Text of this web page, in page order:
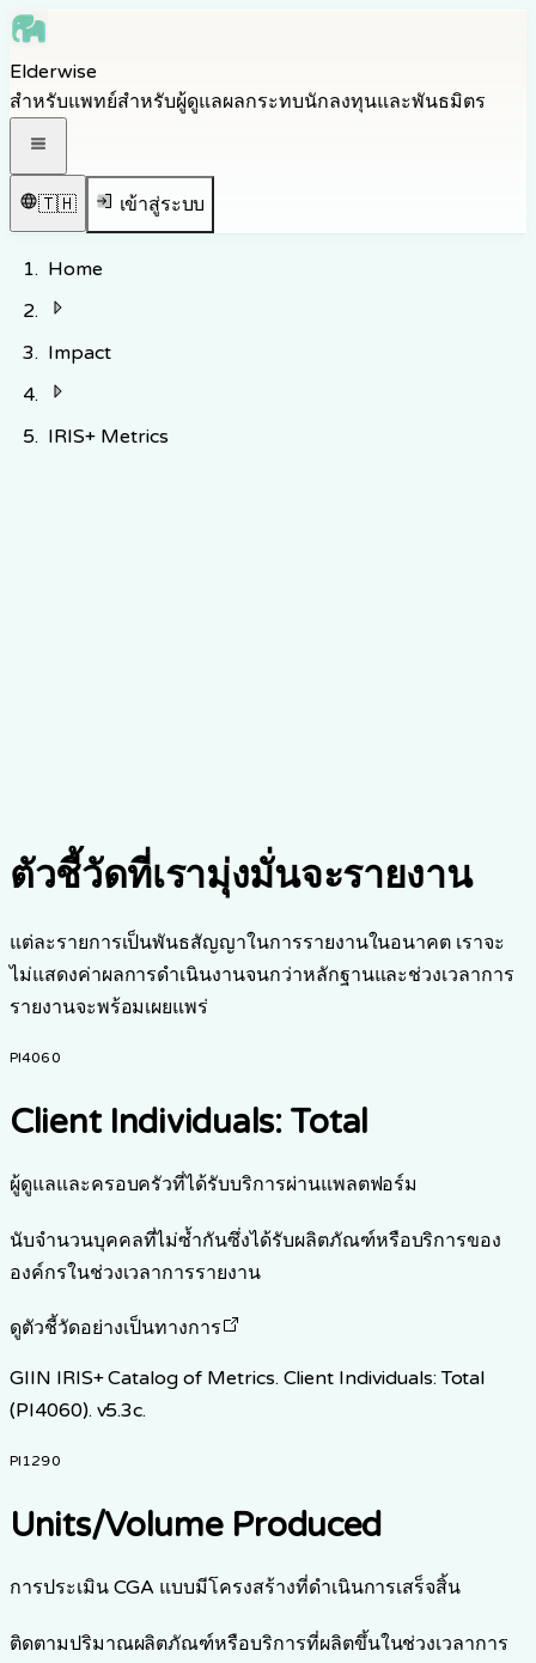
Skip to navigation
Skip to footer
Elderwise
สำหรับแพทย์สำหรับผู้ดูแลผลกระทบนักลงทุนและพันธมิตร
🇹🇭 เข้าสู่ระบบ
Home
Impact
IRIS+ Metrics
ตัวชี้วัดที่เรามุ่งมั่นจะรายงาน
แต่ละรายการเป็นพันธสัญญาในการรายงานในอนาคต เราจะ
ไม่แสดงค่าผลการดำเนินงานจนกว่าหลักฐานและช่วงเวลาการ
รายงานจะพร้อมเผยแพร่
PI4060
Client Individuals: Total
ผู้ดูแลและครอบครัวที่ได้รับบริการผ่านแพลตฟอร์ม
นับจำนวนบุคคลที่ไม่ซ้ำกันซึ่งได้รับผลิตภัณฑ์หรือบริการของ
องค์กรในช่วงเวลาการรายงาน
ดูตัวชี้วัดอย่างเป็นทางการ
GIIN IRIS+ Catalog of Metrics. Client Individuals: Total
(PI4060). v5.3c.
PI1290
Units/Volume Produced
การประเมิน CGA แบบมีโครงสร้างที่ดำเนินการเสร็จสิ้น
ติดตามปริมาณผลิตภัณฑ์หรือบริการที่ผลิตขึ้นในช่วงเวลาการ